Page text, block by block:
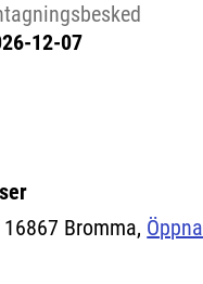
12-07
Bromma, Öppna